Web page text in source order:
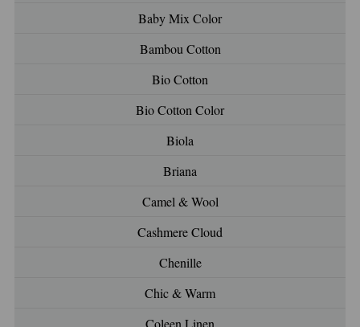
Baby Mix Color
Bambou Cotton
Bio Cotton
Bio Cotton Color
Biola
Briana
Camel & Wool
Cashmere Cloud
Chenille
Chic & Warm
Coleen Linen